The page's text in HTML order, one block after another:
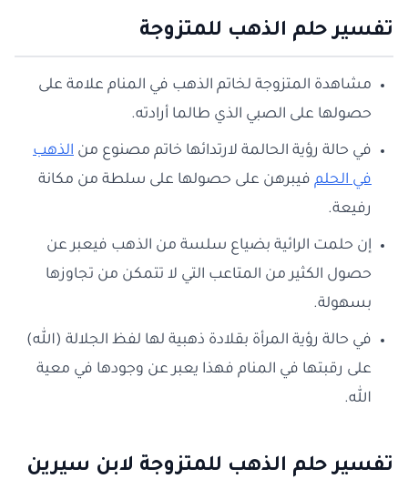
تفسير حلم الذهب للمتزوجة
مشاهدة المتزوجة لخاتم الذهب في المنام علامة على
حصولها على الصبي الذي طالما أرادته.
في حالة رؤية الحالمة لارتدائها خاتم مصنوع من الذهب
في الحلم فيبرهن على حصولها على سلطة من مكانة
رفيعة.
إن حلمت الرائية بضياع سلسة من الذهب فيعبر عن
حصول الكثير من المتاعب التي لا تتمكن من تجاوزها
بسهولة.
في حالة رؤية المرأة بقلادة ذهبية لها لفظ الجلالة (الله)
على رقبتها في المنام فهذا يعبر عن وجودها في معية
الله.
تفسير حلم الذهب للمتزوجة لابن سيرين